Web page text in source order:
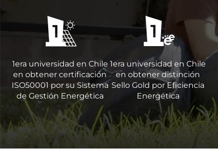
1era universidad en Chile
en obtener certificación
ISO50001 por su Sistema
de Gestión Energética
1era universidad en Chile
en obtener distinción
Sello Gold por Eficiencia
Energética